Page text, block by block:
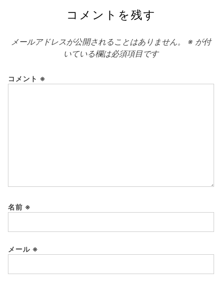
コメントを残す
メールアドレスが公開されることはありません。 ※ が付
いている欄は必須項目です
コメント ※
名前 ※
メール ※